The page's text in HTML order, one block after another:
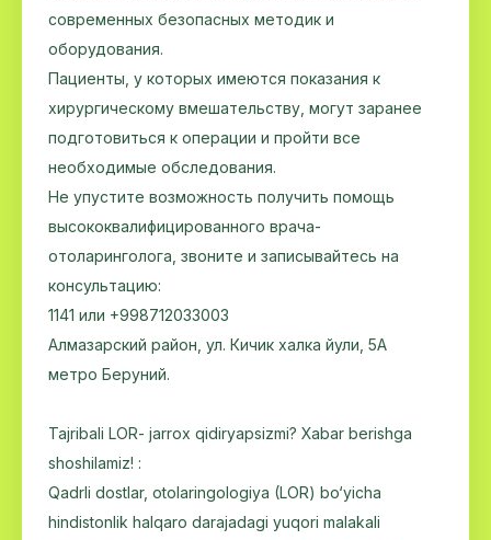
современных безопасных методик и
оборудования.
Пациенты, у которых имеются показания к
хирургическому вмешательству, могут заранее
подготовиться к операции и пройти все
необходимые обследования.
Не упустите возможность получить помощь
высококвалифицированного врача-
отоларинголога, звоните и записывайтесь на
консультацию:
1141 или +998712033003
Алмазарский район, ул. Кичик халка йули, 5А
метро Беруний.
Tajribali LOR- jarrox qidiryapsizmi? Xabar berishga
shoshilamiz! :
Qadrli dostlar, otolaringologiya (LOR) bo‘yicha
hindistonlik halqaro darajadagi yuqori malakali